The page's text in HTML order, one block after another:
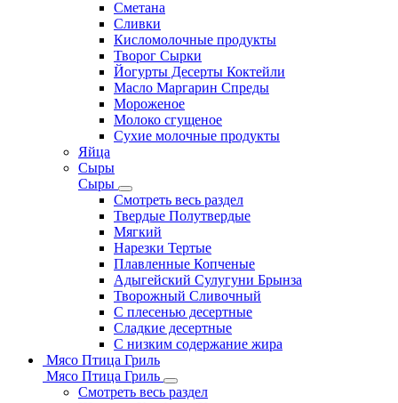
Сметана
Сливки
Кисломолочные продукты
Творог Сырки
Йогурты Десерты Коктейли
Масло Маргарин Спреды
Мороженое
Молоко сгущеное
Сухие молочные продукты
Яйца
Сыры
Сыры
Смотреть весь раздел
Твердые Полутвердые
Мягкий
Нарезки Тертые
Плавленные Копченые
Адыгейский Сулугуни Брынза
Творожный Сливочный
С плесенью десертные
Сладкие десертные
С низким содержание жира
Мясо Птица Гриль
Мясо Птица Гриль
Смотреть весь раздел